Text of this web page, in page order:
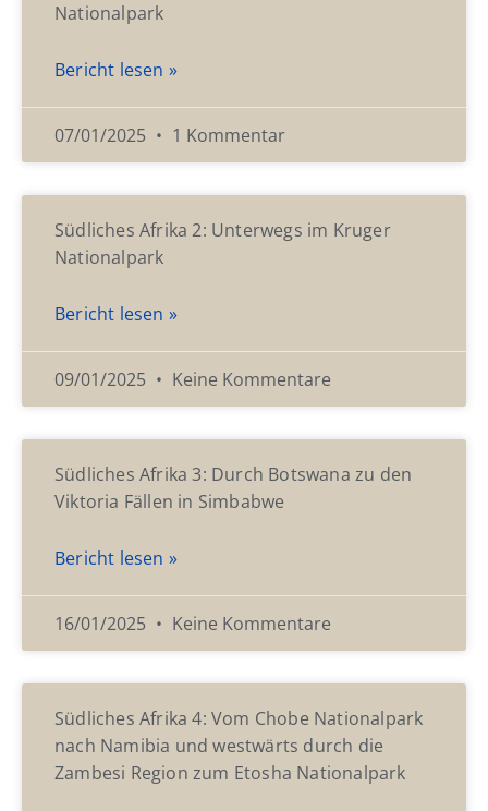
Nationalpark
Bericht lesen »
07/01/2025 1 Kommentar
Südliches Afrika 2: Unterwegs im Kruger
Nationalpark
Bericht lesen »
09/01/2025 Keine Kommentare
Südliches Afrika 3: Durch Botswana zu den
Viktoria Fällen in Simbabwe
Bericht lesen »
16/01/2025 Keine Kommentare
Südliches Afrika 4: Vom Chobe Nationalpark
nach Namibia und westwärts durch die
Zambesi Region zum Etosha Nationalpark